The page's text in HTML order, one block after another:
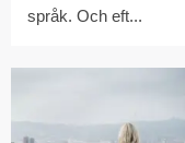
språk. Och eft...